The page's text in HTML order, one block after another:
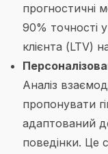
прогностичні
90% точності
клієнта (LTV)
Аналіз
пропонувати
адаптований
поведінки. Це